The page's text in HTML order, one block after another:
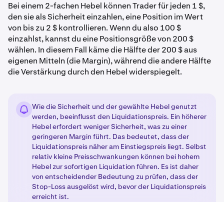
Bei einem 2-fachen Hebel können Trader für jeden 1 $,
den sie als Sicherheit einzahlen, eine Position im Wert
von bis zu 2 $ kontrollieren. Wenn du also 100 $
einzahlst, kannst du eine Positionsgröße von 200 $
wählen. In diesem Fall käme die Hälfte der 200 $ aus
eigenen Mitteln (die Margin), während die andere Hälfte
die Verstärkung durch den Hebel widerspiegelt.
Wie die Sicherheit und der gewählte Hebel genutzt
werden, beeinflusst den Liquidationspreis. Ein höherer
Hebel erfordert weniger Sicherheit, was zu einer
geringeren Margin führt. Das bedeutet, dass der
Liquidationspreis näher am Einstiegspreis liegt. Selbst
relativ kleine Preisschwankungen können bei hohem
Hebel zur sofortigen Liquidation führen. Es ist daher
von entscheidender Bedeutung zu prüfen, dass der
Stop-Loss ausgelöst wird, bevor der Liquidationspreis
erreicht ist.